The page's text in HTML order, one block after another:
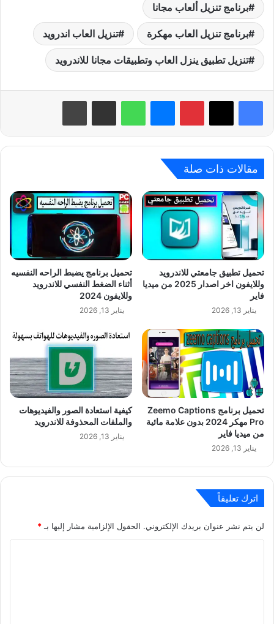
برنامج تنزيل ألعاب مجانا
برنامج تنزيل العاب مهكرة تنزيل العاب اندرويد
تنزيل تطبيق ينزل العاب وتطبيقات مجانا للاندرويد
بينتيريست واتساب
مقالات ذات صلة
تحميل تطبيق جامعتي للاندرويد
وللايفون اخر اصدار 2025 من ميديا
فاير
يناير 13, 2026
تحميل برنامج يضبط الراحه النفسيه
أثناء الضغط النفسي للاندرويد
وللايفون 2024
يناير 13, 2026
تحميل برنامج Zeemo Captions
Pro مهكر 2024 بدون علامة مائية
من ميديا فاير
يناير 13, 2026
كيفية استعادة الصور والفيديوهات
والملفات المحذوفة للاندرويد
يناير 13, 2026
اترك تعليقاً
لن يتم نشر عنوان بريدك الإلكتروني. الحقول الإلزامية مشار إليها بـ *